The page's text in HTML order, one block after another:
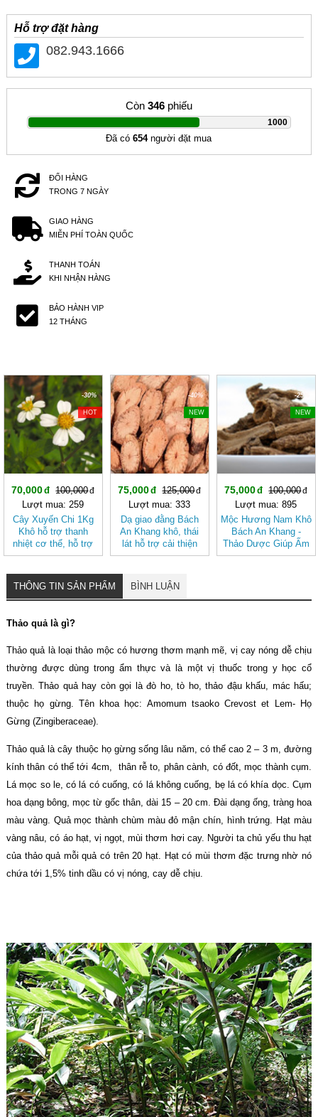
Hỗ trợ đặt hàng
082.943.1666
Còn 346phiếu
1000
|
Đã có654người đặt mua
ĐỔI HÀNG
TRONG 7 NGÀY
GIAO HÀNG
MIỄN PHÍ TOÀN QUỐC
THANH TOÁN
KHI NHẬN HÀNG
BẢO HÀNH VIP
12 THÁNG
-30%
HOT
70,000
100,000
Lượt mua: 259
Cây Xuyến Chi 1Kg
Khô hỗ trợ thanh
nhiệt cơ thể, hỗ trợ
tiêu hóa BÁCH AN
-40%
NEW
75,000
125,000
Lượt mua: 333
Dạ giao đằng Bách
An Khang khô, thái
lát hỗ trợ cải thiện
giấc ngủ
-25%
NEW
75,000
100,000
Lượt mua: 895
Mộc Hương Nam Khô
Bách An Khang -
Thảo Dược Giúp Ấm
Bụng, Hành Khí,
THÔNG TIN SẢN PHẨM
BÌNH LUẬN
Thảo quả là gì?
Thảo quả là loại thảo mộc có hương thơm mạnh mẽ, vị cay nóng dễ chịu
thường được dùng trong ẩm thực và là một vị thuốc trong y học cổ
truyền. Thảo quả hay còn gọi là đò ho, tò ho, thảo đậu khấu, mác hấu;
thuộc họ gừng. Tên khoa học: Amomum tsaoko Crevost et Lem- Họ
Gừng (Zingiberaceae).
Thảo quả là cây thuộc họ gừng sống lâu năm, có thể cao 2 – 3 m, đường
kính thân có thể tới 4cm, thân rễ to, phân cành, có đốt, mọc thành cụm.
Lá mọc so le, có lá có cuống, có lá không cuống, bẹ lá có khía dọc. Cụm
hoa dạng bông, mọc từ gốc thân, dài 15 – 20 cm. Đài dạng ống, tràng hoa
màu vàng. Quả mọc thành chùm màu đỏ mận chín, hình trứng. Hạt màu
vàng nâu, có áo hạt, vị ngọt, mùi thơm hơi cay. Người ta chủ yếu thu hạt
của thảo quả mỗi quả có trên 20 hạt. Hạt có mùi thơm đặc trưng nhờ nó
chứa tới 1,5% tinh dầu có vị nóng, cay dễ chịu.